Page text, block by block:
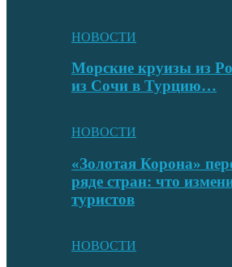
НОВОСТИ
Морские круизы из
из Сочи в Турцию…
НОВОСТИ
«Золотая Корона»
ряде стран: что
туристов
НОВОСТИ